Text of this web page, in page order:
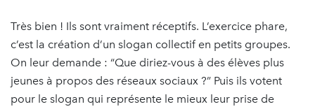
Très bien ! Ils sont vraiment réceptifs. L’exercice phare,
c’est la création d’un slogan collectif en petits groupes.
On leur demande : “Que diriez-vous à des élèves plus
jeunes à propos des réseaux sociaux ?” Puis ils votent
pour le slogan qui représente le mieux leur prise de